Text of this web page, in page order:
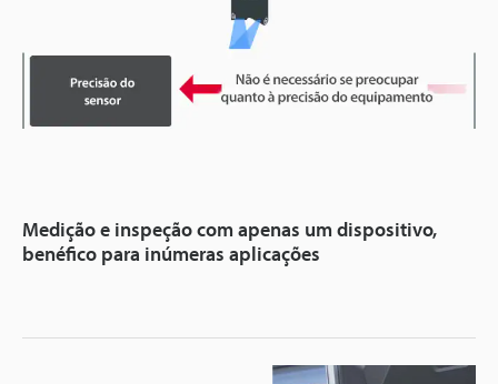
Medição e inspeção com apenas um dispositivo,
benéfico para inúmeras aplicações